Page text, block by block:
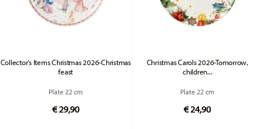
Collector's Items Christmas 2026-Christmas
feast
Plate 22 cm
€ 29,90
Christmas Carols 2026-Tomorrow,
children...
Plate 22 cm
€ 24,90